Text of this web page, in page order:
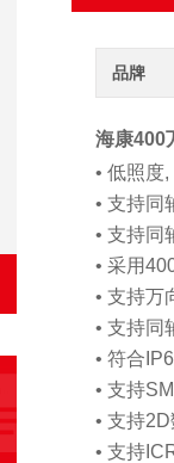
品牌
海康400
• 低照度
• 支持同
• 支持同
• 采用
• 支持万
• 支持同
• 符合
• 支持
• 支持
• 支持